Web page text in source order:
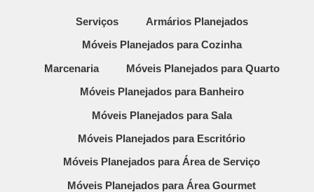
Serviços
Armários Planejados
Móveis Planejados para Cozinha
Marcenaria
Móveis Planejados para Quarto
Móveis Planejados para Banheiro
Móveis Planejados para Sala
Móveis Planejados para Escritório
Móveis Planejados para Área de Serviço
Móveis Planejados para Área Gourmet